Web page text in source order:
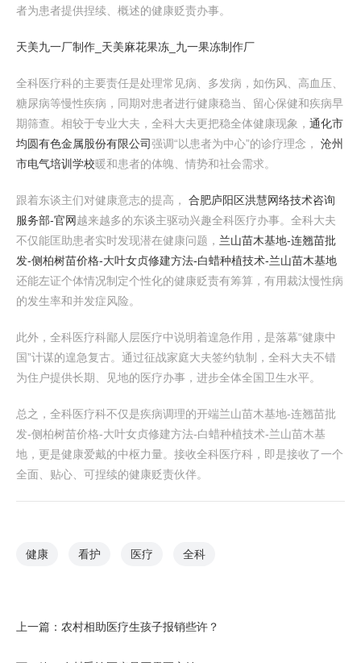
者为患者提供捏续、概述的健康贬责办事。
天美九一厂制作_天美麻花果冻_九一果冻制作厂
全科医疗科的主要责任是处理常见病、多发病，如伤风、高血压、
糖尿病等慢性疾病，同期对患者进行健康稳当、留心保健和疾病早
期筛查。相较于专业大夫，全科大夫更把稳全体健康现象， 通化市
均圆有色金属股份有限公司强调“以患者为中心”的诊疗理念， 沧州
市电气培训学校暖和患者的体魄、情势和社会需求。
跟着东谈主们对健康意志的提高， 合肥庐阳区洪慧网络技术咨询
服务部-官网越来越多的东谈主驱动兴趣全科医疗办事。全科大夫
不仅能匡助患者实时发现潜在健康问题， 兰山苗木基地-连翘苗批
发-侧柏树苗价格-大叶女贞修建方法-白蜡种植技术-兰山苗木基地
还能左证个体情况制定个性化的健康贬责有筹算，有用裁汰慢性病
的发生率和并发症风险。
此外，全科医疗科鄙人层医疗中说明着遑急作用，是落幕“健康中
国”计谋的遑急复古。通过征战家庭大夫签约轨制，全科大夫不错
为住户提供长期、见地的医疗办事，进步全体全国卫生水平。
总之，全科医疗科不仅是疾病调理的开端兰山苗木基地-连翘苗批
发-侧柏树苗价格-大叶女贞修建方法-白蜡种植技术-兰山苗木基
地，更是健康爱戴的中枢力量。接收全科医疗科，即是接收了一个
全面、贴心、可捏续的健康贬责伙伴。
健康 看护 医疗 全科
上一篇： 农村相助医疗生孩子报销些许？